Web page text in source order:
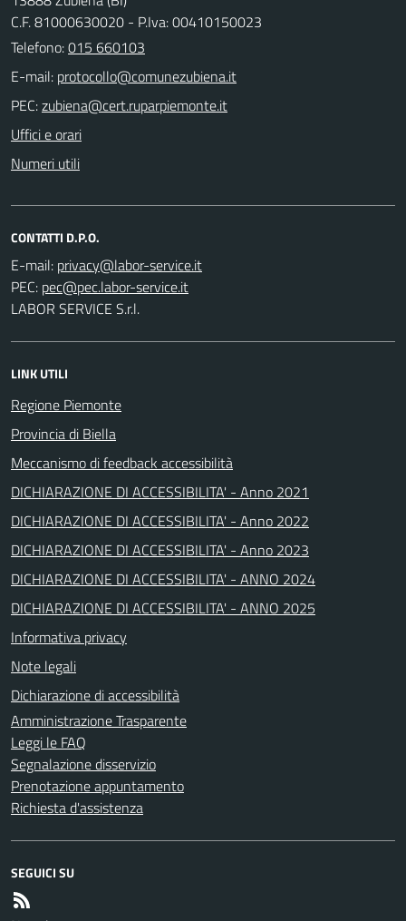
C.F. 81000630020 - P.Iva: 00410150023
Telefono:015 660103
E-mail:
PEC:
Uffici e orari
Numeri utili
CONTATTI D.P.O.
E-mail:
PEC:
LABOR SERVICE S.r.l.
LINK UTILI
Regione Piemonte
Provincia di Biella
Meccanismo di feedback accessibilità
DICHIARAZIONE DI ACCESSIBILITA' - Anno 2021
DICHIARAZIONE DI ACCESSIBILITA' - Anno 2022
DICHIARAZIONE DI ACCESSIBILITA' - Anno 2023
DICHIARAZIONE DI ACCESSIBILITA' - ANNO 2024
DICHIARAZIONE DI ACCESSIBILITA' - ANNO 2025
Informativa privacy
Note legali
Dichiarazione di accessibilità
Amministrazione Trasparente
Leggi le FAQ
Segnalazione disservizio
Prenotazione appuntamento
Richiesta d'assistenza
SEGUICI SU